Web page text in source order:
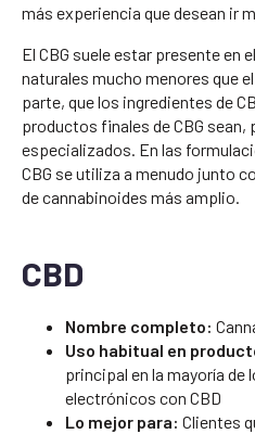
más experiencia que desean ir
El CBG suele estar presente en
naturales mucho menores que
parte, que los ingredientes de
productos finales de CBG sean,
especializados. En las
CBG se utiliza a menudo junto
de cannabinoides más amplio.
CBD
Nombre completo:
Uso habitual en
principal en la mayoría de
electrónicos con CBD
Lo mejor para: Clientes